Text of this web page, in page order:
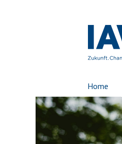
Home